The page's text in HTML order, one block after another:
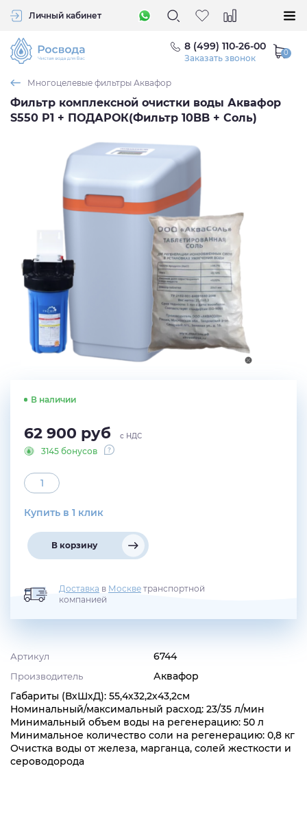
Личный кабинет
8 (499) 110-26-00
Заказать звонок
Многоцелевые фильтры Аквафор
Фильтр комплексной очистки воды Аквафор
S550 P1 + ПОДАРОК(Фильтр 10BB + Соль)
Артикул 6744
Производитель
Аквафор
Габариты (ВхШхД): 55,4х32,2х43,2см
Номинальный/максимальный расход: 23/35 л/мин
Минимальный объем воды на регенерацию: 50 л
Минимальное количество соли на регенерацию: 0,8 кг
Очистка воды от железа, марганца, солей жесткости и
сероводорода
В наличии
62 900 руб с НДС
3145 бонусов
Купить в 1 клик
В корзину
Доставка в Москве транспортной
компанией